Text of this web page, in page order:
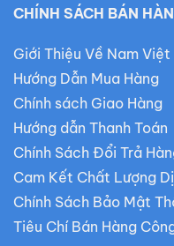
CHÍNH SÁCH BÁN
Giới Thiệu Về Nam Việt
Hướng Dẫn Mua Hàng
Chính sách Giao Hàng
Hướng dẫn Thanh Toán
Chính Sách Đổi Trả
Cam Kết Chất Lượng
Chính Sách Bảo Mật
Tiêu Chí Bán Hàng